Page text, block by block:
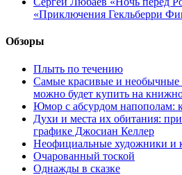
«Приключения Гекльберри
Обзоры
Плыть по течению
Самые красивые и необычные
можно будет купить на
Юмор с абсурдом напополам:
Духи и места их обитания:
графике Джосиан Келлер
Неофициальные художники и
Очарованный тоской
Однажды в сказке